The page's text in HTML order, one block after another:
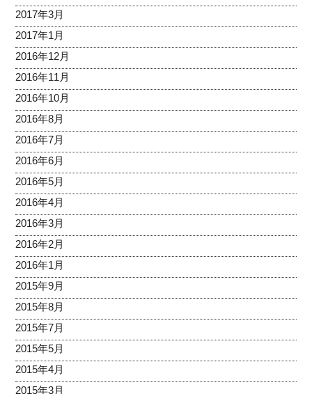
2017年3月
2017年1月
2016年12月
2016年11月
2016年10月
2016年8月
2016年7月
2016年6月
2016年5月
2016年4月
2016年3月
2016年2月
2016年1月
2015年9月
2015年8月
2015年7月
2015年5月
2015年4月
2015年3月